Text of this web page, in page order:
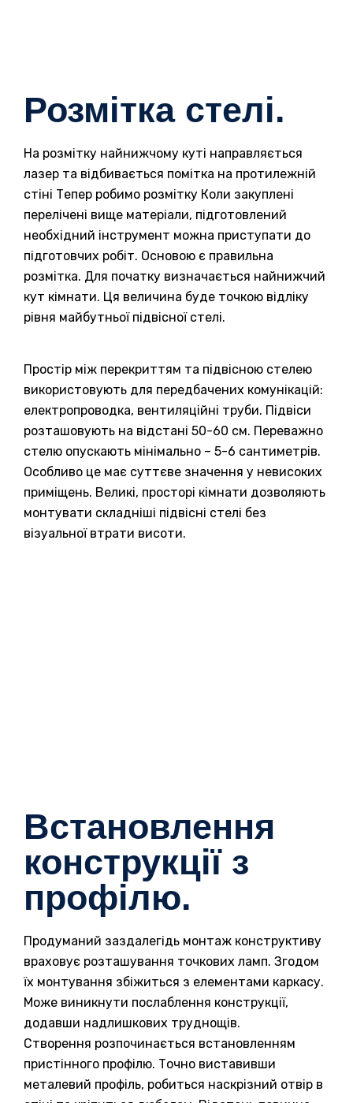
Розмітка стелі.
На розмітку найнижчому куті направляється
лазер та відбивається помітка на протилежній
стіні Тепер робимо розмітку Коли закуплені
перелічені вище матеріали, підготовлений
необхідний інструмент можна приступати до
підготовчих робіт. Основою є правильна
розмітка. Для початку визначається найнижчий
кут кімнати. Ця величина буде точкою відліку
рівня майбутньої підвісної стелі.
Простір між перекриттям та підвісною стелею
використовують для передбачених комунікацій:
електропроводка, вентиляційні труби. Підвіси
розташовують на відстані 50-60 см. Переважно
стелю опускають мінімально – 5-6 сантиметрів.
Особливо це має суттєве значення у невисоких
приміщень. Великі, просторі кімнати дозволяють
монтувати складніші підвісні стелі без
візуальної втрати висоти.
Встановлення
конструкції з
профілю.
Продуманий заздалегідь монтаж конструктиву
враховує розташування точкових ламп. Згодом
їх монтування збіжиться з елементами каркасу.
Може виникнути послаблення конструкції,
додавши надлишкових труднощів.
Створення розпочинається встановленням
пристінного профілю. Точно виставивши
металевий профіль, робиться наскрізний отвір в